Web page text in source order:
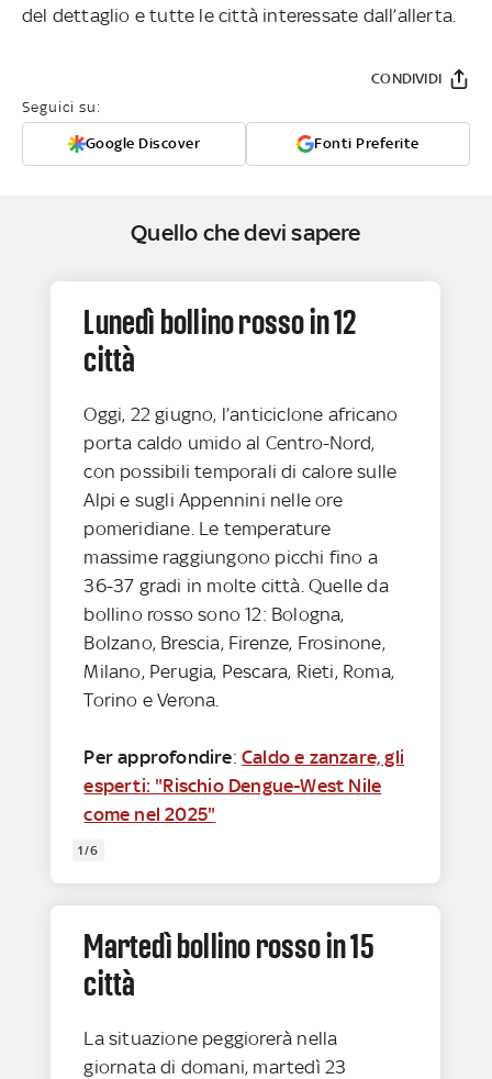
del dettaglio e tutte le città interessate dall’allerta.
Seguici su:
Google Discover Fonti Preferite
CONDIVIDI
Quello che devi sapere
Lunedì bollino rosso in 12
città
Oggi, 22 giugno, l’anticiclone africano
porta caldo umido al Centro-Nord,
con possibili temporali di calore sulle
Alpi e sugli Appennini nelle ore
pomeridiane. Le temperature
massime raggiungono picchi fino a
36-37 gradi in molte città. Quelle da
bollino rosso sono 12: Bologna,
Bolzano, Brescia, Firenze, Frosinone,
Milano, Perugia, Pescara, Rieti, Roma,
Torino e Verona.
Per approfondire:Caldo e zanzare, gli
esperti: "Rischio Dengue-West Nile
come nel 2025"
1/6
Martedì bollino rosso in 15
città
La situazione peggiorerà nella
giornata di domani, martedì 23